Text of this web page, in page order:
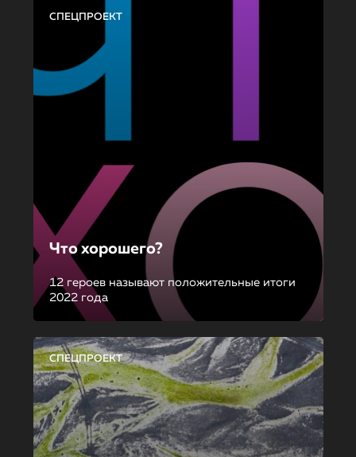
СПЕЦПРОЕКТ
Что хорошего?
12 героев называют положительные итоги
2022 года
СПЕЦПРОЕКТ